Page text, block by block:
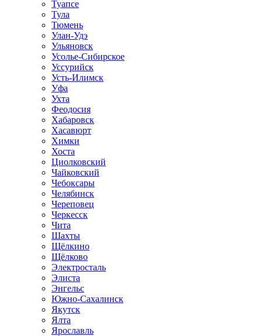
Туапсе
Тула
Тюмень
Улан-Удэ
Ульяновск
Усолье-Сибирское
Уссурийск
Усть-Илимск
Уфа
Ухта
Феодосия
Хабаровск
Хасавюрт
Химки
Хоста
Циолковский
Чайковский
Чебоксары
Челябинск
Череповец
Черкесск
Чита
Шахты
Щёлкино
Щёлково
Электросталь
Элиста
Энгельс
Южно-Сахалинск
Якутск
Ялта
Ярославль